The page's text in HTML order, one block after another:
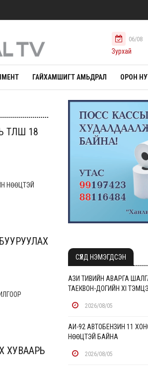
06/08
Зурхай
ГАЙХАМШИГТ АМЬДРАЛ ОРОН
18
НӨӨЦТЭЙ
ХУВААРЬ
СҮҮЛД НЭМЭГДСЭН
АЗИ ТИВИЙН АВАРГА
ТАЕКВОН-ДОГИЙН XI
2026/08/05
АИ-92 АВТОБЕНЗИН 11
НӨӨЦТЭЙ БАЙНА
2026/08/05